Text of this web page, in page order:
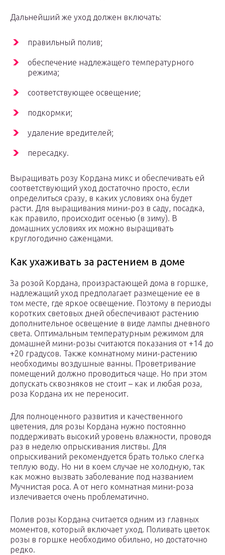
Дальнейший же уход должен включать:
правильный полив;
обеспечение надлежащего температурного
режима;
соответствующее освещение;
подкормки;
удаление вредителей;
пересадку.
Выращивать розу Кордана микс и обеспечивать ей
соответствующий уход достаточно просто, если
определиться сразу, в каких условиях она будет
расти. Для выращивания мини-роз в саду, посадка,
как правило, происходит осенью (в зиму). В
домашних условиях их можно выращивать
круглогодично саженцами.
Как ухаживать за растением в доме
За розой Кордана, произрастающей дома в горшке,
надлежащий уход предполагает размещение ее в
том месте, где яркое освещение. Поэтому в периоды
коротких световых дней обеспечивают растению
дополнительное освещение в виде лампы дневного
света. Оптимальным температурным режимом для
домашней мини-розы считаются показания от +14 до
+20 градусов. Также комнатному мини-растению
необходимы воздушные ванны. Проветривание
помещений должно проводиться чаще. Но при этом
допускать сквозняков не стоит – как и любая роза,
роза Кордана их не переносит.
Для полноценного развития и качественного
цветения, для розы Кордана нужно постоянно
поддерживать высокий уровень влажности, проводя
раз в неделю опрыскивания листвы. Для
опрыскиваний рекомендуется брать только слегка
теплую воду. Но ни в коем случае не холодную, так
как можно вызвать заболевание под названием
Мучнистая роса. А от него комнатная мини-роза
излечивается очень проблематично.
Полив розы Кордана считается одним из главных
моментов, который включает уход. Поливать цветок
розы в горшке необходимо обильно, но достаточно
редко.